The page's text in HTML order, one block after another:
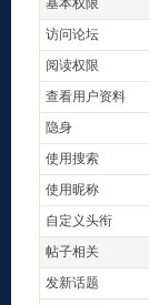
基本权限
访问论坛
阅读权限
查看用户资料
隐身
使用搜索
使用昵称
自定义头衔
帖子相关
发新话题